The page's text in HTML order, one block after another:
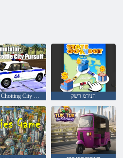
DPS: Chotting City Pust רוטלומיס הנידמ רשק